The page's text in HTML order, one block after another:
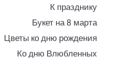
К празднику
Букет на 8 марта
Цветы ко дню рождения
Ко дню Влюбленных